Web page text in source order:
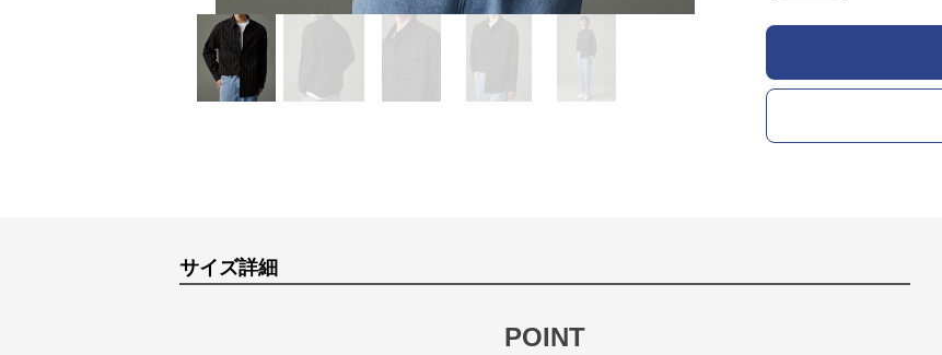
サイズ詳細
POINT